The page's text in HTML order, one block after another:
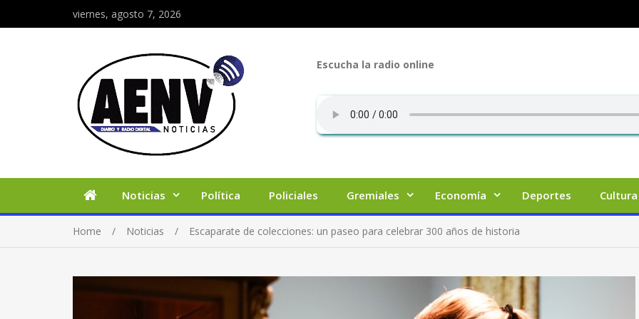
viernes, agosto 7, 2026
Escucha la radio online
Noticias Política Policiales Gremiales Economía Deportes Cultura
Home Noticias Escaparate de colecciones: un paseo para celebrar 300 años de historia